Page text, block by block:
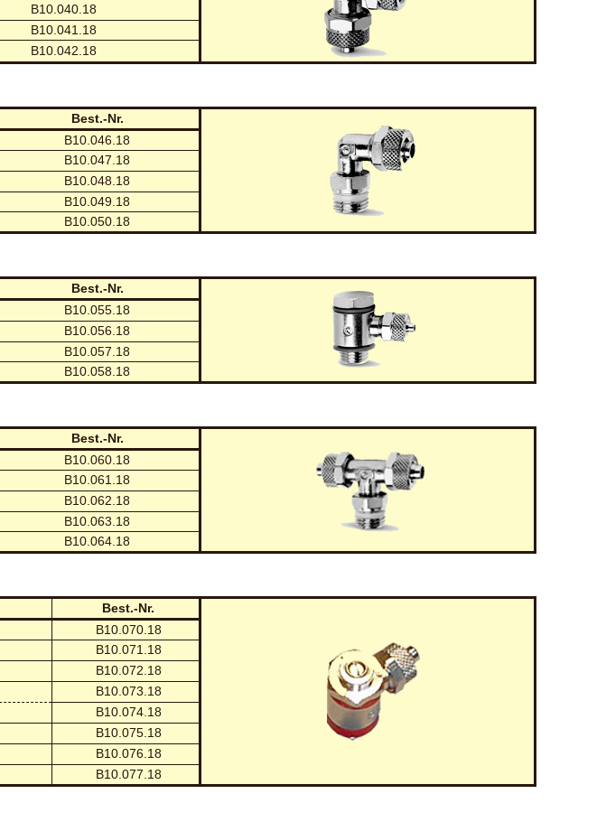
B10.040.18
B10.041.18
B10.042.18
Best.-Nr.
B10.046.18
B10.047.18
B10.048.18
B10.049.18
B10.050.18
Best.-Nr.
B10.055.18
B10.056.18
B10.057.18
B10.058.18
Best.-Nr.
B10.060.18
B10.061.18
B10.062.18
B10.063.18
B10.064.18
Best.-Nr.
B10.070.18
B10.071.18
B10.072.18
B10.073.18
B10.074.18
B10.075.18
B10.076.18
B10.077.18